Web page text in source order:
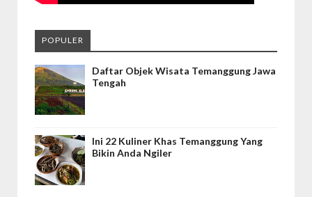
POPULER
Daftar Objek Wisata Temanggung Jawa
Tengah
Ini 22 Kuliner Khas Temanggung Yang
Bikin Anda Ngiler